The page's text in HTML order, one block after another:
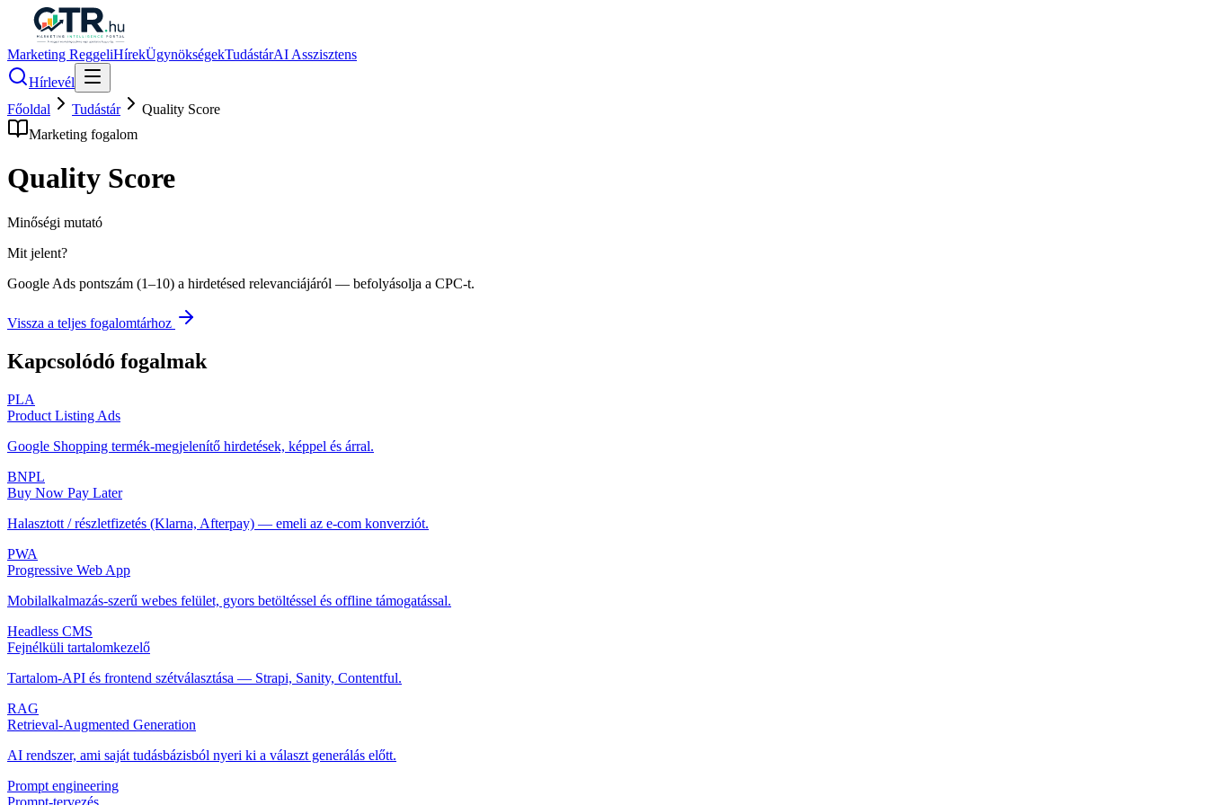
Marketing ReggeliHírekÜgynökségekTudástárAI Asszisztens
Hírlevél
Főoldal
Tudástár
Quality Score
Marketing fogalom
Quality Score
Minőségi mutató
Mit jelent?
Google Ads pontszám (1–10) a hirdetésed relevanciájáról — befolyásolja a CPC-t.
Vissza a teljes fogalomtárhoz
Kapcsolódó fogalmak
PLA
Product Listing Ads
Google Shopping termék-megjelenítő hirdetések, képpel és árral.
BNPL
Buy Now Pay Later
Halasztott / részletfizetés (Klarna, Afterpay) — emeli az e-com konverziót.
PWA
Progressive Web App
Mobilalkalmazás-szerű webes felület, gyors betöltéssel és offline támogatással.
Headless CMS
Fejnélküli tartalomkezelő
Tartalom-API és frontend szétválasztása — Strapi, Sanity, Contentful.
RAG
Retrieval-Augmented Generation
AI rendszer, ami saját tudásbázisból nyeri ki a választ generálás előtt.
Prompt engineering
Prompt-tervezés